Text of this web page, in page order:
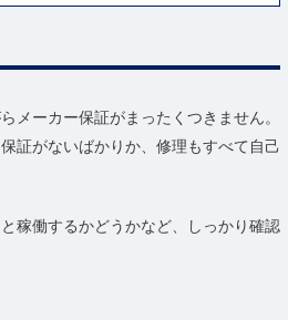
メーカー保証がまったくつきません。
証がないばかりか、修理もすべて自己
稼働するかどうかなど、しっかり確認